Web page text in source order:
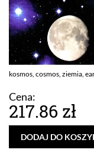
kosmos, cosmos, ziemia,
Cena:
217.86 zł
DODAJ DO